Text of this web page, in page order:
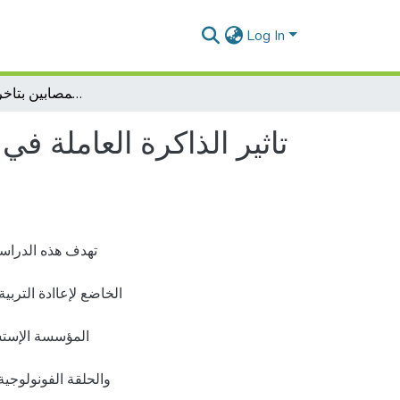
Log In
تاثير الذاكرة العاملة في اكتساب اللغة الشفهية عند المصابين بتاخر اللغوي البسيط
تاثير الذاكرة العاملة
تهدف هذه
الخاضع لإعاادة
المؤسسة
والحلقة